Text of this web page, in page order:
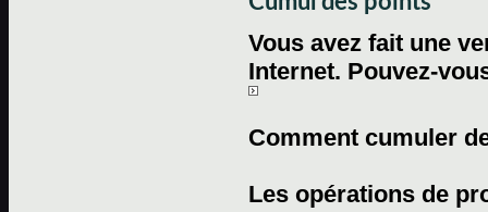
Vous avez fait une
Internet. Pouvez-
Comment cumuler
Les opérations de